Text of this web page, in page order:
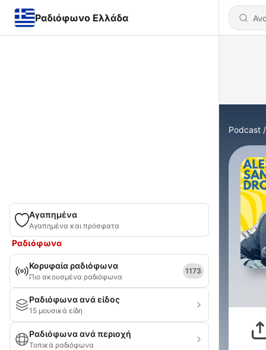
Ραδιόφωνο Ελλάδα
Αγαπημένα
Αγαπημένα και πρόσφατα
Ραδιόφωνα
Κορυφαία ραδιόφωνα
Πιο ακουσμένα ραδιόφωνα
1173
Ραδιόφωνα ανά είδος
15 μουσικά είδη
Ραδιόφωνα ανά περιοχή
Τοπικά ραδιόφωνα
Podcast